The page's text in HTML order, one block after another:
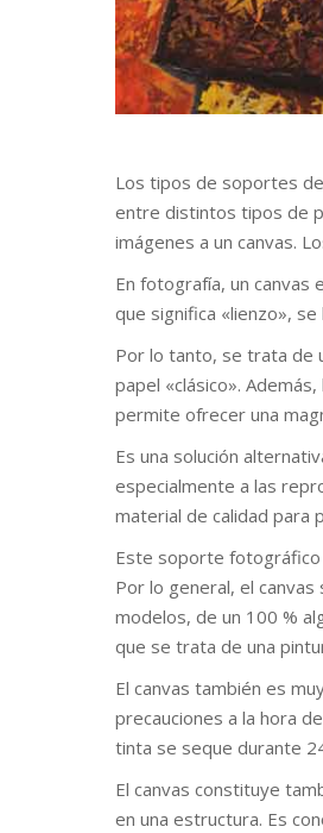
Los tipos de soportes
entre distintos tipos de
imágenes a un canvas.
En fotografía, un canvas
que significa «lienzo»,
Por lo tanto, se trata de
papel «clásico».
permite ofrecer una
Es una solución
especialmente a las
material de calidad para
Este soporte fotográfico
Por lo general, el
modelos, de un 100 %
que se trata de una
El canvas también es
precauciones a la hora
tinta se seque durante
El canvas constituye
en una estructura. Es